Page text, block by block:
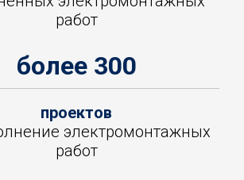
работ
более 300
проектов
электромонтажных
работ